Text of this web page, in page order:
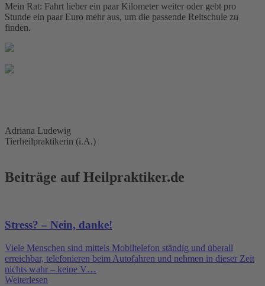
Mein Rat: Fahrt lieber ein paar Kilometer weiter oder gebt pro
Stunde ein paar Euro mehr aus, um die passende Reitschule zu
finden.
Adriana Ludewig
Tierheilpraktikerin (i.A.)
Beiträge auf Heilpraktiker.de
Stress? – Nein, danke!
Viele Menschen sind mittels Mobiltelefon ständig und überall
erreichbar, telefonieren beim Autofahren und nehmen in dieser Zeit
nichts wahr – keine V…
Weiterlesen